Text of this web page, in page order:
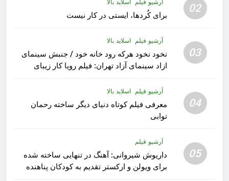
02 آرشیو فیلم اسلاید بالا
برای کُردها، ایستی در کار نیست
03
آرشیو فیلم اسلاید بالا
نخود نخود هرکه رود خانه خود / جنبش سینمای
ازاد سینمای آزاد تهران: فیلم رویا کار زیبای
04
آرشیو فیلم اسلاید بالا
معرفی فیلم کوتاه دنیای دیگر ساخته رحمان
توابی
05
آرشیو فیلم
داریوش شیروانی: آهنگ در تنهایی ساخته شده
برای ویولن و ارکستر تقدیم به کودکان پناهنده